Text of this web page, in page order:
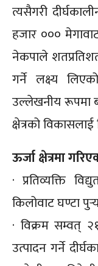
त्यसैगरी
हजार ०००
नेकपाले
गर्ने लक्ष्य
उल्लेखनीय रूपमा
क्षेत्रको
ऊर्जा क्षेत्रमा
· प्रतिव्यक्ति
किलोवाट घण्टा
· विक्रम सम्वत्
उत्पादन गर्ने